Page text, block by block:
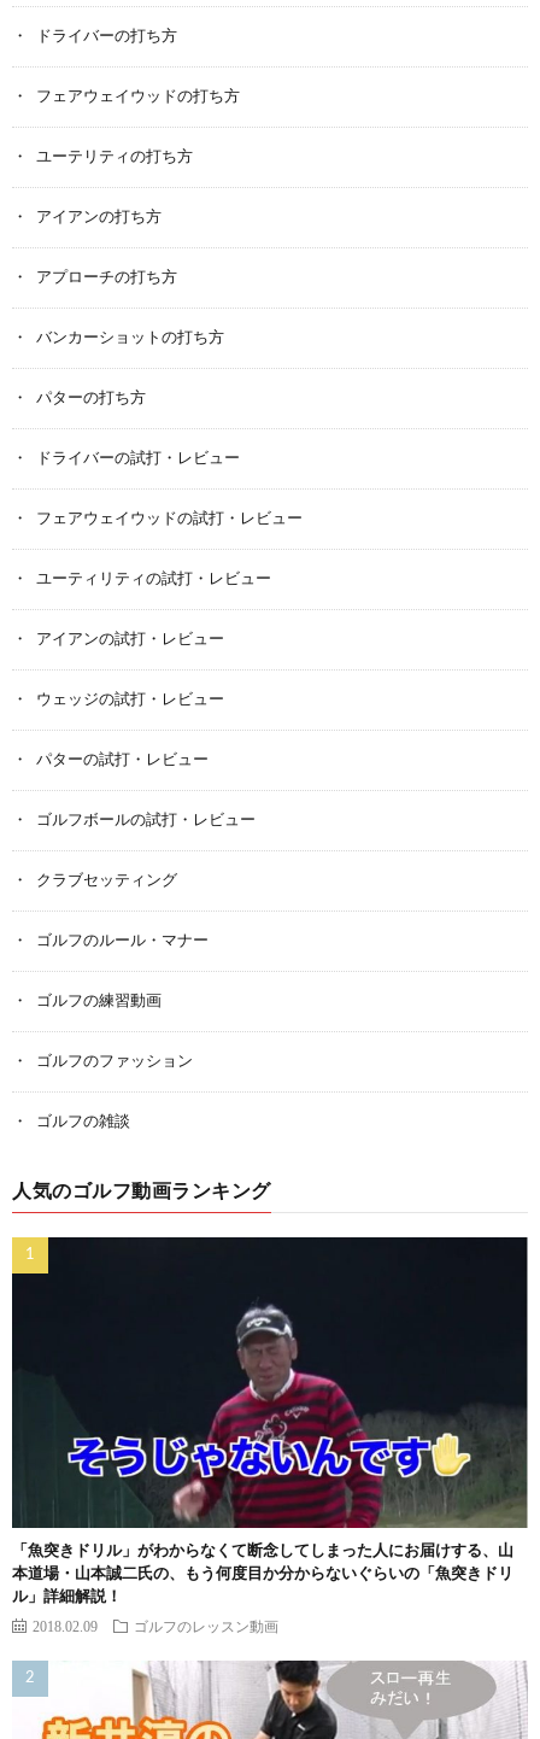
ドライバーの打ち方
フェアウェイウッドの打ち方
ユーテリティの打ち方
アイアンの打ち方
アプローチの打ち方
バンカーショットの打ち方
パターの打ち方
ドライバーの試打・レビュー
フェアウェイウッドの試打・レビュー
ユーティリティの試打・レビュー
アイアンの試打・レビュー
ウェッジの試打・レビュー
パターの試打・レビュー
ゴルフボールの試打・レビュー
クラブセッティング
ゴルフのルール・マナー
ゴルフの練習動画
ゴルフのファッション
ゴルフの雑談
人気のゴルフ動画ランキング
「魚突きドリル」がわからなくて断念してしまった人にお届けする、山
本道場・山本誠二氏の、もう何度目か分からないぐらいの「魚突きドリ
ル」詳細解説！
2018.02.09 ゴルフのレッスン動画